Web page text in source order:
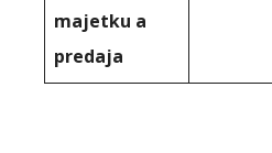
majetku a
predaja